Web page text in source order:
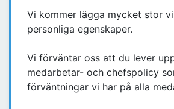
Vi kommer lägga mycket stor
personliga egenskaper.
Vi förväntar oss att du lever
medarbetar- och chefspolicy
förväntningar vi har på alla